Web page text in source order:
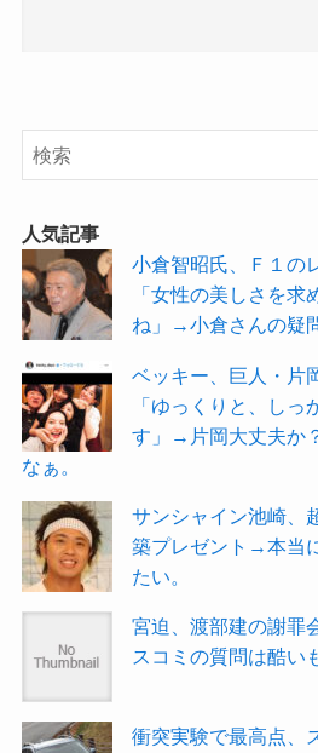
人気記事
小倉智昭氏、Ｆ１の
「女性の美しさを
ね」→小倉さんの疑
ベッキー、巨人・片
「ゆっくりと、しっ
す」→片岡大丈夫か
なぁ。
サンシャイン池崎、
築プレゼント→本当
たい。
宮迫、渡部建の謝罪
スコミの質問は酷い
衝突実験で最高点、